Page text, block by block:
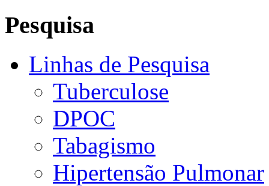
Pesquisa
Linhas de Pesquisa
Tuberculose
DPOC
Tabagismo
Hipertensão Pulmonar